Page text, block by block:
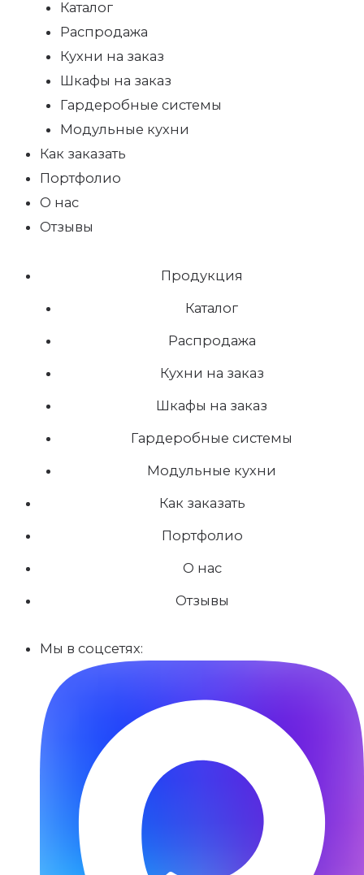
Каталог
Распродажа
Кухни на заказ
Шкафы на заказ
Гардеробные системы
Модульные кухни
Как заказать
Портфолио
О нас
Отзывы
Продукция
Каталог
Распродажа
Кухни на заказ
Шкафы на заказ
Гардеробные системы
Модульные кухни
Как заказать
Портфолио
О нас
Отзывы
Мы в соцсетях: